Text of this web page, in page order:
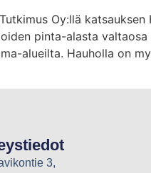
Oy:llä
pinta-alasta
alueilta. Hauholla on
3,